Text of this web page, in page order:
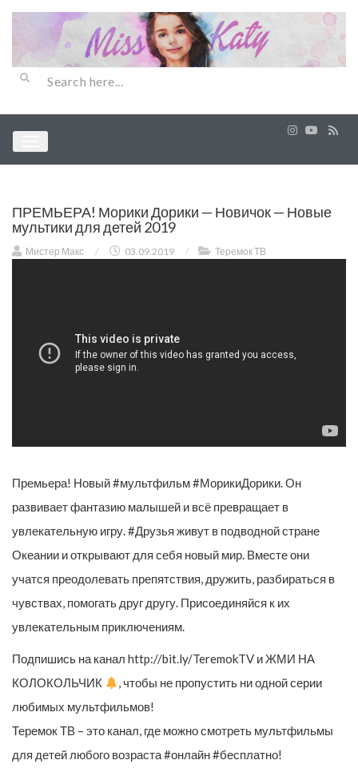
ПРЕМЬЕРА! Морики Дорики — Новичок — Новые
мультики для детей 2019
Мистер Макс / 03.09.2019 / Теремок ТВ
Премьера! Новый #мультфильм #Мо­рикиДо­рики. Он
развивает фантазию малышей и всё превращает в
увлекательную игру. #Друзья живут в подводной стране
Океании и открывают для себя новый мир. Вместе они
учатся преодолевать препятствия, дружить, разбираться в
чувствах, помогать друг другу. Присоединяйся к их
увлекательным приключениям.
Подпишись на канал http://bit.ly/TeremokTV и ЖМИ НА
КОЛОКОЛЬЧИК
, чтобы не пропустить ни одной серии
любимых мультфильмов!
Теремок ТВ – это канал, где можно смотреть мультфильмы
для детей любого возраста #онлайн #бесплатно!